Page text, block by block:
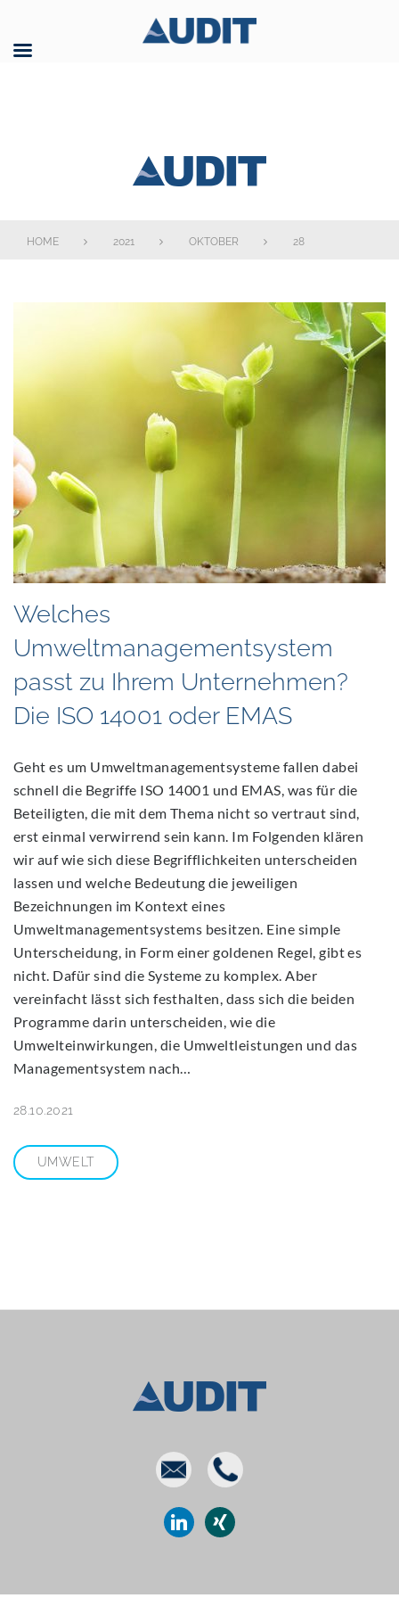
AUDIT GmbH
HOME 2021 OKTOBER 28
Oktober
2021
Welches
Umweltmanagementsystem
passt zu Ihrem Unternehmen?
Die ISO 14001 oder EMAS
Geht es um Umweltmanagementsysteme fallen dabei
schnell die Begriffe ISO 14001 und EMAS, was für die
Beteiligten, die mit dem Thema nicht so vertraut sind,
erst einmal verwirrend sein kann. Im Folgenden klären
wir auf wie sich diese Begrifflichkeiten unterscheiden
lassen und welche Bedeutung die jeweiligen
Bezeichnungen im Kontext eines
Umweltmanagementsystems besitzen. Eine simple
Unterscheidung, in Form einer goldenen Regel, gibt es
nicht. Dafür sind die Systeme zu komplex. Aber
vereinfacht lässt sich festhalten, dass sich die beiden
Programme darin unterscheiden, wie die
Umwelteinwirkungen, die Umweltleistungen und das
Managementsystem nach…
28.10.2021
UMWELT
E-
mail
Phone
linkedinxing